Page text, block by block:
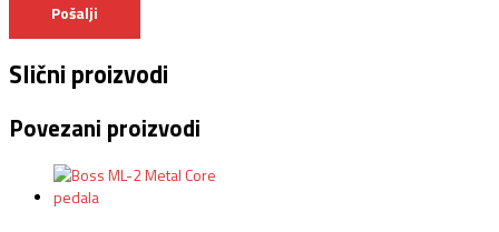
Slični proizvodi
Povezani proizvodi